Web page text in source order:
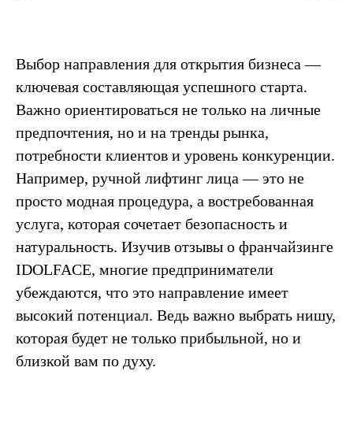
Выбор направления для открытия бизнеса —
ключевая составляющая успешного старта.
Важно ориентироваться не только на личные
предпочтения, но и на тренды рынка,
потребности клиентов и уровень конкуренции.
Например, ручной лифтинг лица — это не
просто модная процедура, а востребованная
услуга, которая сочетает безопасность и
натуральность. Изучив отзывы о франчайзинге
IDOLFACE, многие предприниматели
убеждаются, что это направление имеет
высокий потенциал. Ведь важно выбрать нишу,
которая будет не только прибыльной, но и
близкой вам по духу.